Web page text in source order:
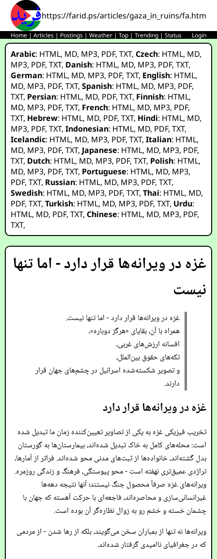
https://farid.ps/articles/gaza_in_ruins/fa.html
Home |Articles | Postings |Weather |Top |Trending |Status Login
Arabic: HTML, MD, MP3, PDF,TXT,Czech: HTML, MD,
MP3, PDF,TXT, Danish: HTML, MD, MP3, PDF,TXT,
German: HTML, MD, MP3, PDF,TXT, English: HTML,
MD, MP3, PDF,TXT,Spanish: HTML, MD, MP3, PDF,
TXT, Persian: HTML, MD, PDF,TXT, Finnish: HTML,
MD, MP3, PDF,TXT, French: HTML, MD, MP3, PDF,
TXT, Hebrew: HTML, MD, PDF,TXT, Hindi: HTML, MD,
MP3, PDF,TXT,Indonesian: HTML, MD, PDF,TXT,
Icelandic: HTML, MD, MP3, PDF,TXT,Italian: HTML,
MD, MP3, PDF,TXT, Japanese: HTML, MD, MP3, PDF,
TXT, Dutch: HTML, MD, MP3, PDF,TXT, Polish: HTML,
MD, MP3, PDF,TXT, Portuguese: HTML, MD, MP3,
PDF,TXT, Russian: HTML, MD, MP3, PDF,TXT,
Swedish: HTML, MD, MP3, PDF,TXT,Thai: HTML, MD,
PDF,TXT,Turkish: HTML, MD, MP3, PDF,TXT, Urdu:
HTML, MD, PDF,TXT,Chinese: HTML, MD, MP3, PDF,
TXT,
غزه در ویرانه‌ها قرار دارد - اما تنها
نیست
غزه در ویرانه‌ها قرار دارد - اما تنها نیست.
همراه با آن، بقایای «هرگز دوباره»،
افسانه ارزش‌های غربی،
تکه‌های حقوق بین‌الملل،
و تصویر شکسته‌شده اسرائیل در چشم‌های جهان قرار
دارند.
غزه در ویرانه‌ها قرار دارد
تخریب فیزیکی غزه به یکی از تصاویر تعیین‌کننده زمان ما تبدیل شده
است: محله‌های کامل به خاک تبدیل شده‌اند، بیمارستان‌ها به گورستان
بدل گشته‌اند، خانواده‌ها از ثبت‌های مدنی محو شده‌اند. فراتر از آمارها،
تراژدی عمیق‌تری نهفته است - محو پیوستگی، فرهنگ و زندگی روزمره.
ویرانه‌های غزه صرفاً محصول جنگ نیستند؛ آنها نتیجه دهه‌ها
غیرانسانی‌سازی و محاصره‌اند، فاجعه‌ای با حرکت آهسته که جهان با
چشمان خسته و خشم رو به زوال نظاره‌گر آن بوده است.
ویرانه‌ها نه تنها از بمباران سخن می‌گویند، بلکه از رها شدن - از مردمی
که در جغرافیای ناامیدی گرفتار شده‌اند.